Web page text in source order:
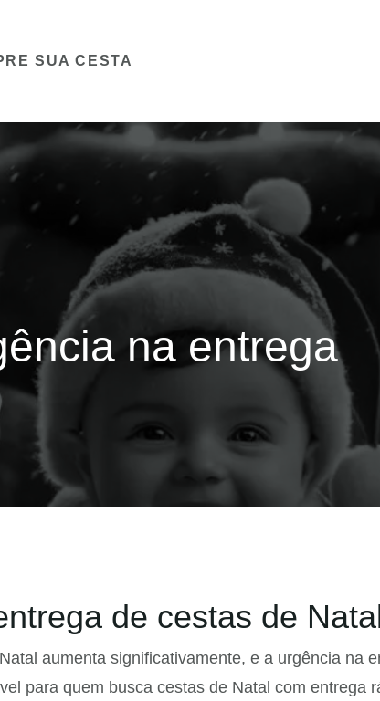
SUA CESTA
na entrega
de cestas de
aumenta significativamente, e a urgência na
para quem busca cestas de Natal com entrega